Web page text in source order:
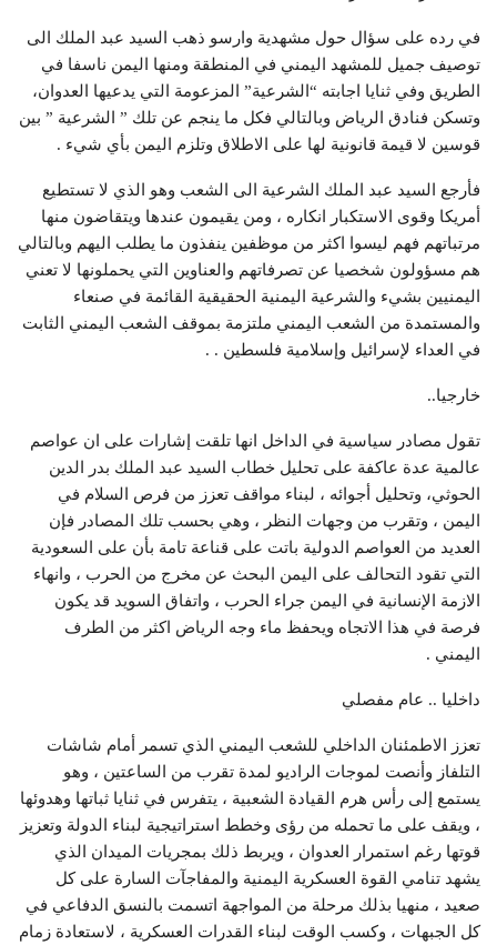
في رده على سؤال حول مشهدية وارسو ذهب السيد عبد الملك الى
توصيف جميل للمشهد اليمني في المنطقة ومنها اليمن ناسفا في
الطريق وفي ثنايا اجابته “الشرعية” المزعومة التي يدعيها العدوان،
وتسكن فنادق الرياض وبالتالي فكل ما ينجم عن تلك ” الشرعية ” بين
قوسين لا قيمة قانونية لها على الاطلاق وتلزم اليمن بأي شيء .
فأرجع السيد عبد الملك الشرعية الى الشعب وهو الذي لا تستطيع
أمريكا وقوى الاستكبار انكاره ، ومن يقيمون عندها ويتقاضون منها
مرتباتهم فهم ليسوا اكثر من موظفين ينفذون ما يطلب اليهم وبالتالي
هم مسؤولون شخصيا عن تصرفاتهم والعناوين التي يحملونها لا تعني
اليمنيين بشيء والشرعية اليمنية الحقيقية القائمة في صنعاء
والمستمدة من الشعب اليمني ملتزمة بموقف الشعب اليمني الثابت
في العداء لإسرائيل وإسلامية فلسطين . .
خارجيا..
تقول مصادر سياسية في الداخل انها تلقت إشارات على ان عواصم
عالمية عدة عاكفة على تحليل خطاب السيد عبد الملك بدر الدين
الحوثي، وتحليل أجوائه ، لبناء مواقف تعزز من فرص السلام في
اليمن ، وتقرب من وجهات النظر ، وهي بحسب تلك المصادر فإن
العديد من العواصم الدولية باتت على قناعة تامة بأن على السعودية
التي تقود التحالف على اليمن البحث عن مخرج من الحرب ، وانهاء
الازمة الإنسانية في اليمن جراء الحرب ، واتفاق السويد قد يكون
فرصة في هذا الاتجاه ويحفظ ماء وجه الرياض اكثر من الطرف
اليمني .
داخليا .. عام مفصلي
تعزز الاطمئنان الداخلي للشعب اليمني الذي تسمر أمام شاشات
التلفاز وأنصت لموجات الراديو لمدة تقرب من الساعتين ، وهو
يستمع إلى رأس هرم القيادة الشعبية ، يتفرس في ثنايا ثباتها وهدوئها
، ويقف على ما تحمله من رؤى وخطط استراتيجية لبناء الدولة وتعزيز
قوتها رغم استمرار العدوان ، ويربط ذلك بمجريات الميدان الذي
يشهد تنامي القوة العسكرية اليمنية والمفاجآت السارة على كل
صعيد ، منهيا بذلك مرحلة من المواجهة اتسمت بالنسق الدفاعي في
كل الجبهات ، وكسب الوقت لبناء القدرات العسكرية ، لاستعادة زمام